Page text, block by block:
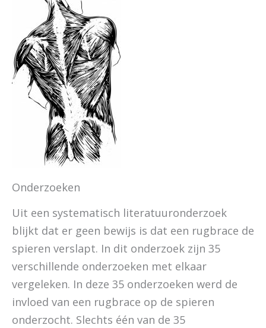
Onderzoeken
Uit een systematisch literatuuronderzoek
blijkt dat er geen bewijs is dat een rugbrace de
spieren verslapt. In dit onderzoek zijn 35
verschillende onderzoeken met elkaar
vergeleken. In deze 35 onderzoeken werd de
invloed van een rugbrace op de spieren
onderzocht. Slechts één van de 35